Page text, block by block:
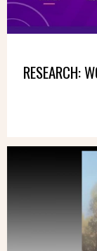
RESEARCH: